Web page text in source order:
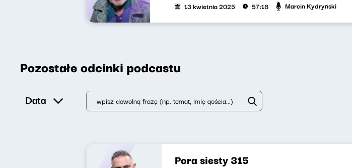
13 kwietnia 2025 57:18 Marcin Kydryński
Pozostałe odcinki podcastu
Data
Pora siesty 315